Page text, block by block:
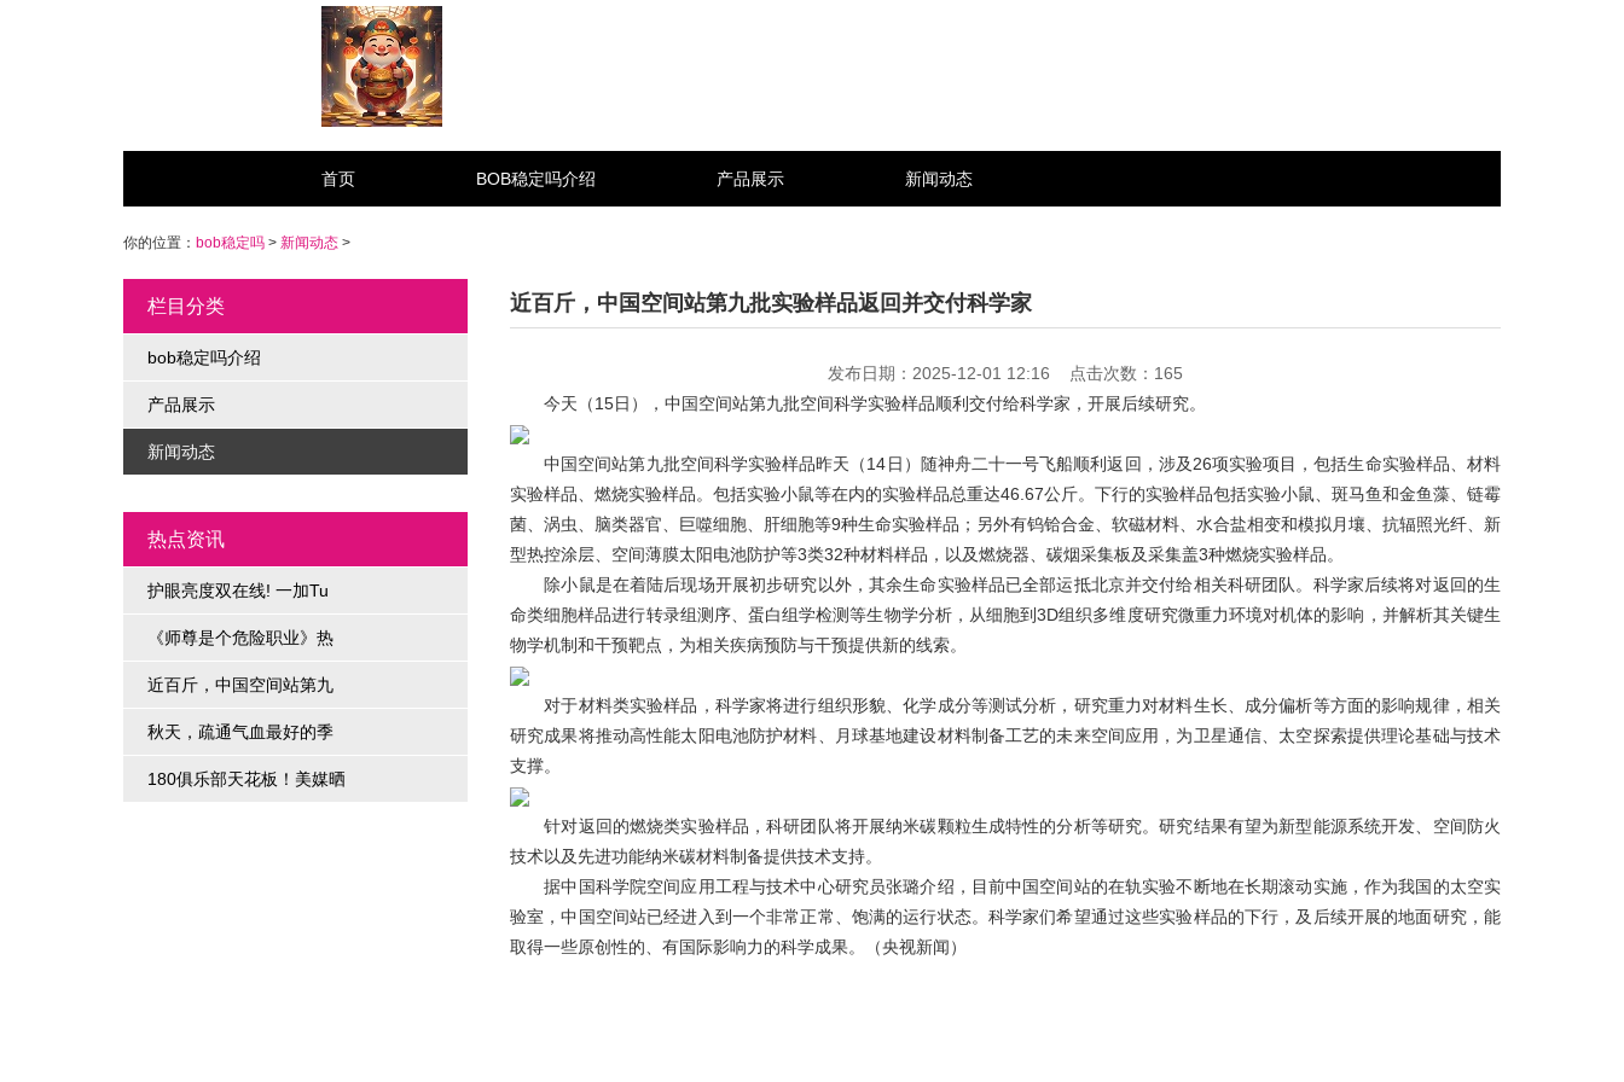
首页 BOB稳定吗介绍 产品展示 新闻动态
你的位置： bob稳定吗 > 新闻动态 >
栏目分类
bob稳定吗介绍
产品展示
新闻动态
热点资讯
护眼亮度双在线! 一加Tu
《师尊是个危险职业》热
近百斤，中国空间站第九
秋天，疏通气血最好的季
180俱乐部天花板！美媒晒
近百斤，中国空间站第九批实验样品返回并交付科学家
发布日期：2025-12-01 12:16 点击次数：165
今天（15日），中国空间站第九批空间科学实验样品顺利交付给科学家，开展后续研究。
中国空间站第九批空间科学实验样品昨天（14日）随神舟二十一号飞船顺利返回，涉及26项实验项目，包括生命实验样品、材料
实验样品、燃烧实验样品。包括实验小鼠等在内的实验样品总重达46.67公斤。下行的实验样品包括实验小鼠、斑马鱼和金鱼藻、链霉
菌、涡虫、脑类器官、巨噬细胞、肝细胞等9种生命实验样品；另外有钨铪合金、软磁材料、水合盐相变和模拟月壤、抗辐照光纤、新
型热控涂层、空间薄膜太阳电池防护等3类32种材料样品，以及燃烧器、碳烟采集板及采集盖3种燃烧实验样品。
除小鼠是在着陆后现场开展初步研究以外，其余生命实验样品已全部运抵北京并交付给相关科研团队。科学家后续将对返回的生
命类细胞样品进行转录组测序、蛋白组学检测等生物学分析，从细胞到3D组织多维度研究微重力环境对机体的影响，并解析其关键生
物学机制和干预靶点，为相关疾病预防与干预提供新的线索。
对于材料类实验样品，科学家将进行组织形貌、化学成分等测试分析，研究重力对材料生长、成分偏析等方面的影响规律，相关
研究成果将推动高性能太阳电池防护材料、月球基地建设材料制备工艺的未来空间应用，为卫星通信、太空探索提供理论基础与技术
支撑。
针对返回的燃烧类实验样品，科研团队将开展纳米碳颗粒生成特性的分析等研究。研究结果有望为新型能源系统开发、空间防火
技术以及先进功能纳米碳材料制备提供技术支持。
据中国科学院空间应用工程与技术中心研究员张璐介绍，目前中国空间站的在轨实验不断地在长期滚动实施，作为我国的太空实
验室，中国空间站已经进入到一个非常正常、饱满的运行状态。科学家们希望通过这些实验样品的下行，及后续开展的地面研究，能
取得一些原创性的、有国际影响力的科学成果。（央视新闻）